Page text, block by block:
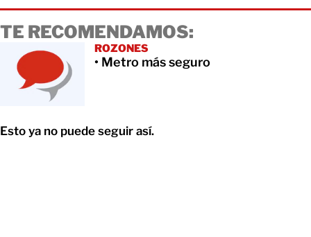
TE RECOMENDAMOS:
ROZONES
• Metro más seguro
Esto ya no puede seguir así.